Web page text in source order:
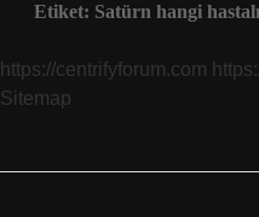
Etiket: Satürn hangi
https://centrifyforum.com
Sitemap